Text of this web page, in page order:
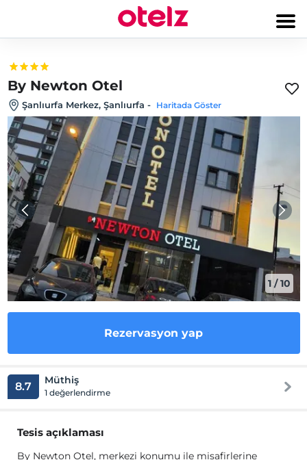
By Newton Otel
Şanlıurfa Merkez, Şanlıurfa - Haritada Göster
1/10
Rezervasyon yap
8.7 Müthiş
1 değerlendirme
Tesis açıklaması
By Newton Otel, merkezi konumu ile misafirlerine